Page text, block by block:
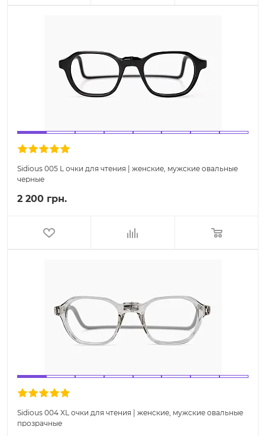
Sidious 005 L очки для чтения | женские, мужские овальные
черные
2 200 грн.
Sidious 004 XL очки для чтения | женские, мужские овальные
прозрачные